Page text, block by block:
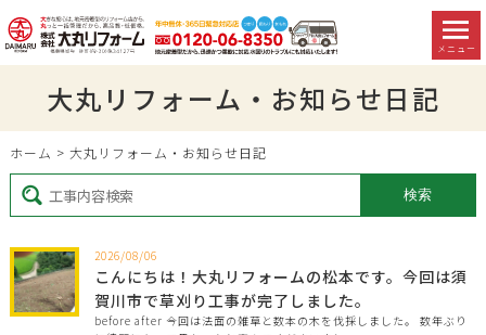
メニュー
大丸リフォーム・お知らせ日記
ホーム > 大丸リフォーム・お知らせ日記
2026/08/06
こんにちは！大丸リフォームの松本です。今回は須
賀川市で草刈り工事が完了しました。
before after 今回は法面の雑草と数本の木を伐採しました。 数年ぶり